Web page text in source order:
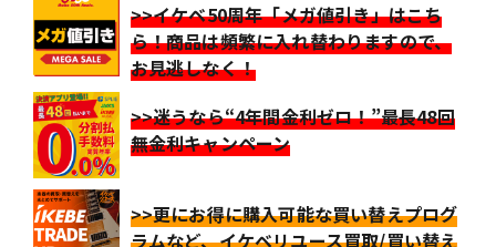
>>イケベ50周年「メガ値引き」はこち
ら！商品は頻繁に入れ替わりますので、
お見逃しなく！
>>迷うなら“4年間金利ゼロ！”最長48回
無金利キャンペーン
>>更にお得に購入可能な買い替えプログ
ラムなど、イケベリユース買取/買い替え